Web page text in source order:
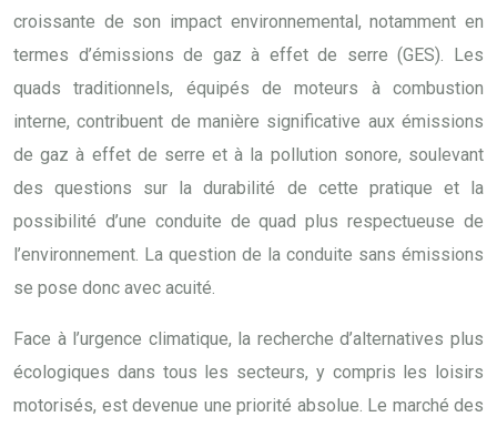
croissante de son impact environnemental, notamment en
termes d’émissions de gaz à effet de serre (GES). Les
quads traditionnels, équipés de moteurs à combustion
interne, contribuent de manière significative aux émissions
de gaz à effet de serre et à la pollution sonore, soulevant
des questions sur la durabilité de cette pratique et la
possibilité d’une conduite de quad plus respectueuse de
l’environnement. La question de la conduite sans émissions
se pose donc avec acuité.
Face à l’urgence climatique, la recherche d’alternatives plus
écologiques dans tous les secteurs, y compris les loisirs
motorisés, est devenue une priorité absolue. Le marché des